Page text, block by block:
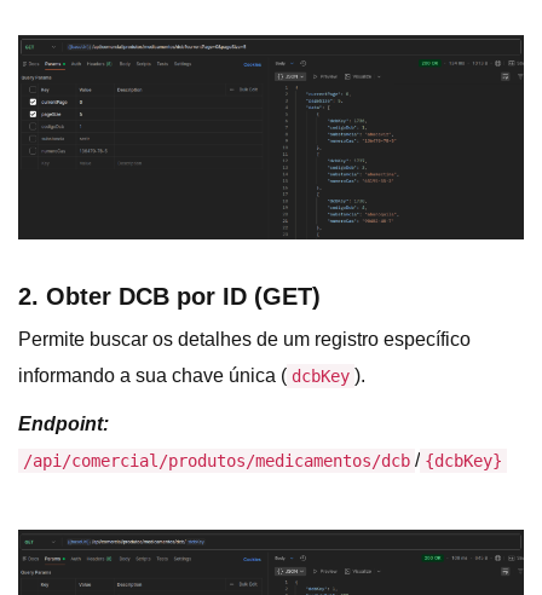
2. Obter DCB por ID (GET)
Permite buscar os detalhes de um registro específico
informando a sua chave única ( dcbKey ).
Endpoint:
/api/comercial/produtos/medicamentos/dcb / {dcbKey}